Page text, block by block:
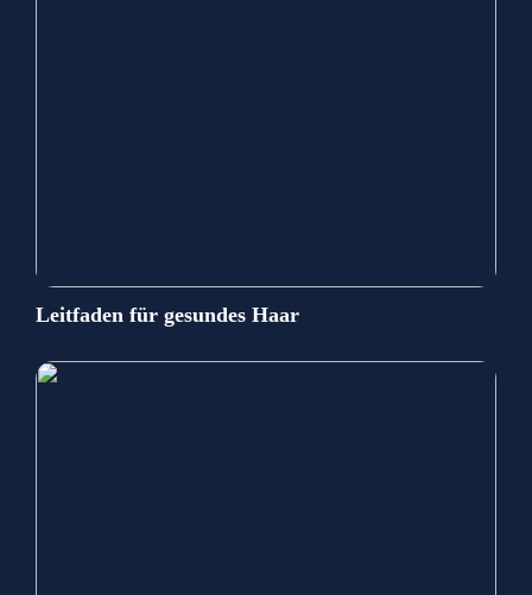
Leitfaden für gesundes Haar